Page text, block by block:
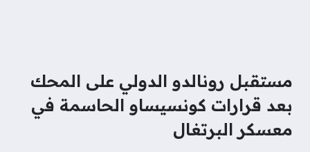
مستقبل رونالدو الدولي على المحك
بعد قرارات كونسيساو الحاسمة في
معسكر البرتغال